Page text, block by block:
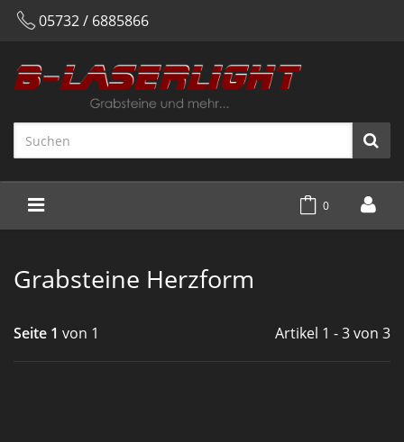
05732 / 6885866
0
Grabsteine Herzform
Seite 1 von 1 Artikel 1 - 3 von 3